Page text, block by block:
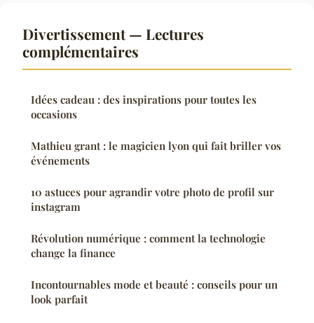
Divertissement — Lectures
complémentaires
Idées cadeau : des inspirations pour toutes les
occasions
Mathieu grant : le magicien lyon qui fait briller vos
événements
10 astuces pour agrandir votre photo de profil sur
instagram
Révolution numérique : comment la technologie
change la finance
Incontournables mode et beauté : conseils pour un
look parfait